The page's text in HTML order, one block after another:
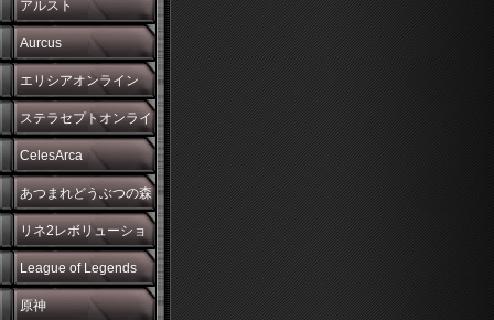
アルスト
Aurcus
エリシアオンライン
ステラセプトオンライ
ン
CelesArca
あつまれどうぶつの森
リネ2レボリューショ
ン
League of Legends
原神